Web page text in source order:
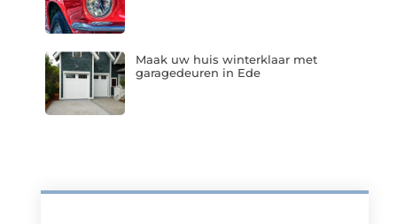
Maak uw huis winterklaar met
garagedeuren in Ede